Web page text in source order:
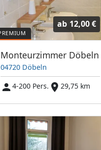
ab 12,00 €
Monteurzimmer Döbeln
04720 Döbeln
4-200 Pers.
29,75 km